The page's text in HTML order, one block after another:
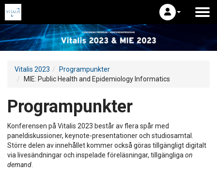
Vitalis 2023
Programpunkter
MIE: Public Health and Epidemiology Informatics
Programpunkter
Konferensen på Vitalis 2023 består av flera spår med
paneldiskussioner, keynote-presentationer och studiosamtal.
Större delen av innehållet kommer också göras tillgängligt digitalt
via livesändningar och inspelade föreläsningar, tillgängliga on
demand